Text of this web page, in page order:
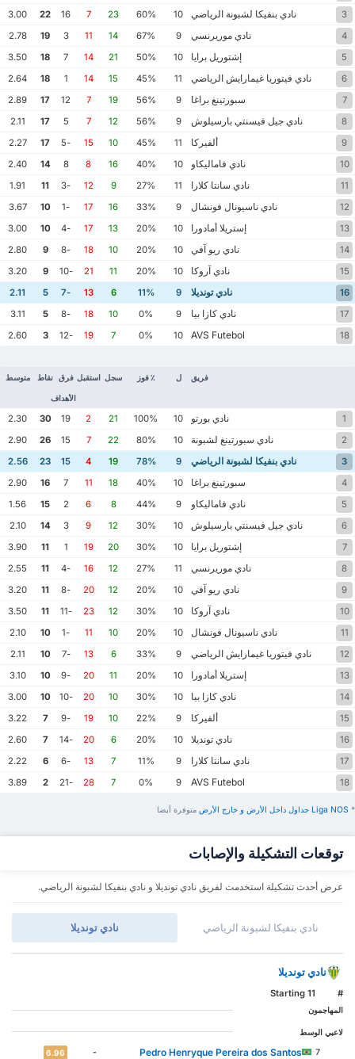
3
نادي بنفيكا لشبونة الرياضي 10
60%
23
7
16
22
3.00
4
نادي موريرنسي 9
67%
14
11
3
19
2.78
5
إشتوريل برايا 10
50%
21
14
7
18
3.50
6
نادي فيتوريا غيمارايش الرياضي 11
45%
15
14
1
18
2.64
7
سبورتينغ براغا 9
56%
19
7
12
17
2.89
8
نادي جيل فيسنتي بارسيلوش 9
56%
12
7
5
17
2.11
9
ألفيركا 11
45%
10
15
-5
17
2.27
10
نادي فاماليكاو 10
40%
16
8
8
14
2.40
11
نادي سانتا كلارا 11
27%
9
12
-3
11
1.91
12
نادي ناسيونال فونشال 9
33%
16
17
-1
10
3.67
13
إستريلا أمادورا 10
20%
13
17
-4
10
3.00
14
نادي ريو آفي 10
20%
10
18
-8
9
2.80
15
نادي آروكا 10
20%
11
21
-10
9
3.20
16
نادي تونديلا 9
11%
6
13
-7
5
2.11
17
نادي كازا بيا 9
0%
10
18
-8
5
3.11
18
10
0%
7
19
-12
3
2.60
فريق ل ٪ فوز سجل استقبل فرق
الأهداف
نقاط متوسط
1 نادي بورتو 10
100%
21
2
19
30
2.30
2
نادي سبورتينغ لشبونة 10
80%
22
7
15
26
2.90
3
نادي بنفيكا لشبونة الرياضي 9
78%
19
4
15
23
2.56
4
سبورتينغ براغا 10
40%
18
11
7
16
2.90
5
نادي فاماليكاو 9
44%
8
6
2
15
1.56
6
نادي جيل فيسنتي بارسيلوش 10
30%
12
9
3
14
2.10
7
إشتوريل برايا 10
30%
20
19
1
11
3.90
8
نادي موريرنسي 11
27%
12
16
-4
11
2.55
9
نادي ريو آفي 10
20%
12
20
-8
11
3.20
10
نادي آروكا 10
30%
12
23
-11
11
3.50
11
نادي ناسيونال فونشال 10
20%
10
11
-1
10
2.10
12
نادي فيتوريا غيمارايش الرياضي 9
33%
6
13
-7
10
2.11
13
إستريلا أمادورا 10
20%
11
20
-9
10
3.10
14
نادي كازا بيا 10
30%
10
20
-10
10
3.00
15
ألفيركا 9
22%
10
19
-9
7
3.22
16
نادي تونديلا 10
20%
6
20
-14
7
2.60
17
نادي سانتا كلارا 9
11%
7
13
-6
6
2.22
18
9
0%
7
28
-21
2
3.89
* Liga NOS ‏جداول داخل الأرض ‏و خارج الأرض ‏متوفرة أيضا
توقعات التشكيلة والإصابات
عرض أحدث تشكيلة استخدمت لفريق نادي تونديلا و نادي بنفيكا لشبونة الرياضي.
نادي تونديلا نادي بنفيكا لشبونة الرياضي
نادي تونديلا
#
Starting 11
المهاجمون
لاعبي الوسط
7
Pedro Henryque Pereira dos Santos
-
6.96